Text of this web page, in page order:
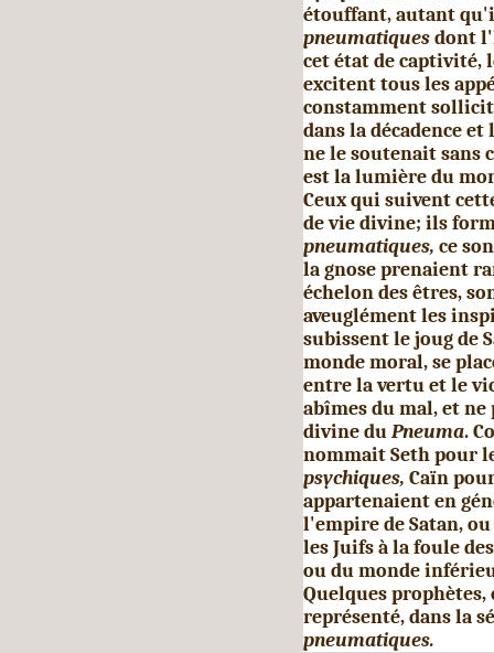
étouffant, autant
pneumatiquesdont
cet état de captivité,
excitent tous les
constamment
dans la décadence
ne le soutenait sans
est la lumière du
Ceux qui suivent
de vie divine; ils
pneumatiques, ce
la gnose prenaient
échelon des êtres,
aveuglément les
subissent le joug de
monde moral, se
entre la vertu et le
abîmes du mal, et
divine duPneuma.
nommait Seth pour
psychiques, Caïn
appartenaient en
l'empire de Satan,
les Juifs à la foule
ou du monde
Quelques
représenté, dans la
pneumatiques.